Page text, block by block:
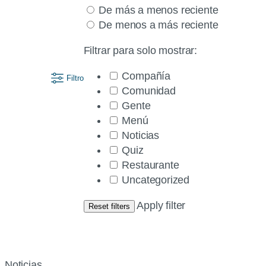
Filtro
filtros
de
category
and
sort
date.
De más a menos reciente
De menos a más reciente
Filtrar para solo mostrar:
Compañía
Comunidad
Gente
Menú
Noticias
Quiz
Restaurante
Uncategorized
Reset filters Apply filter